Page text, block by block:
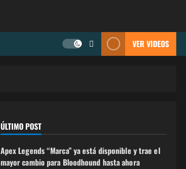
VER VIDEOS
ÚLTIMO POST
Apex Legends “Marca” ya está disponible y trae el
mayor cambio para Bloodhound hasta ahora